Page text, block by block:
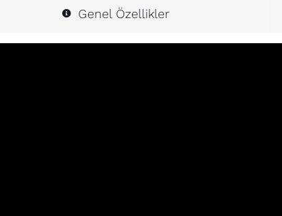
Genel Özellikler